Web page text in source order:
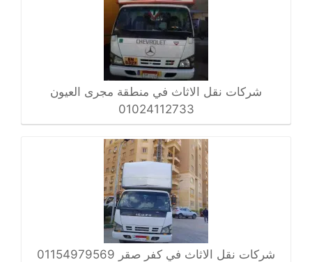
شركات نقل الاثاث في منطقة مجرى العيون
01024112733
شركات نقل الاثاث في كفر صقر 01154979569